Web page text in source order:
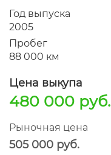
Год выпуска
2005
Пробег
88 000 км
Цена выкупа
480 000 руб.
Рыночная цена
505 000 руб.